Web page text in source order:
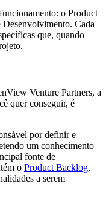
o Product
Cada
que, quando
Venture Partners, a
quer conseguir, é
por definir e
um conhecimento
fonte de
o Product Backlog,
a serem